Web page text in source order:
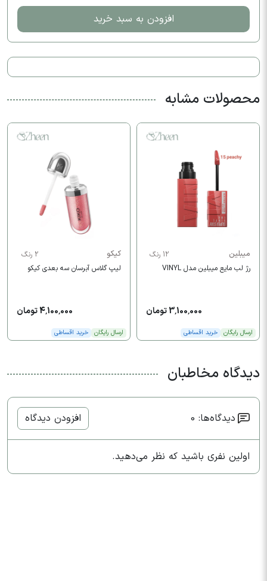
افزودن به سبد خرید
محصولات مشابه
میبلین
12 رنگ
رژ لب مایع میبلین مدل VINYL
3,100,000 تومان
ارسال رایگان خرید اقساطی
کیکو
2 رنگ
لیپ گلاس آبرسان سه بعدی کیکو
4,100,000 تومان
ارسال رایگان خرید اقساطی
دیدگاه مخاطبان
دیدگاه‌ها: 0 افزودن دیدگاه
اولین نفری باشید که نظر می‌دهید.